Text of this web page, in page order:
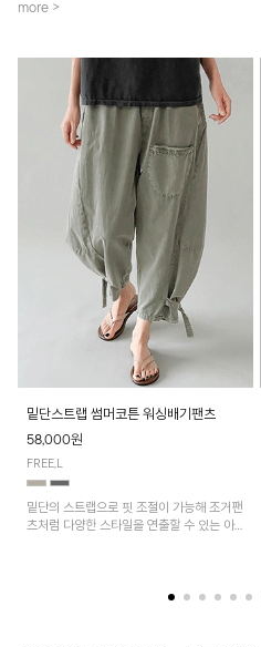
more >
밑단스트랩 썸머코튼 워싱배기팬츠
58,000원
FREE,L
밑단의 스트랩으로 핏 조절이 가능해 조거팬
츠처럼 다양한 스타일을 연출할 수 있는 아